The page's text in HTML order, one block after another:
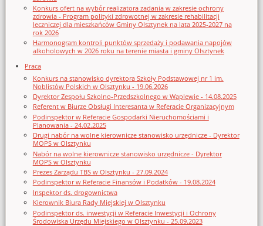
Konkurs ofert na wybór realizatora zadania w zakresie ochrony
zdrowia - Program polityki zdrowotnej w zakresie rehabilitacji
leczniczej dla mieszkańców Gminy Olsztynek na lata 2025-2027 na
rok 2026
Harmonogram kontroli punktów sprzedaży i podawania napojów
alkoholowych w 2026 roku na terenie miasta i gminy Olsztynek
Praca
Konkurs na stanowisko dyrektora Szkoły Podstawowej nr 1 im.
Noblistów Polskich w Olsztynku - 19.06.2026
Dyrektor Zespołu Szkolno-Przedszkolnego w Waplewie - 14.08.2025
Referent w Biurze Obsługi Interesanta w Referacie Organizacyjnym
Podinspektor w Referacie Gospodarki Nieruchomościami i
Planowania - 24.02.2025
Drugi nabór na wolne kierownicze stanowisko urzędnicze - Dyrektor
MOPS w Olsztynku
Nabór na wolne kierownicze stanowisko urzędnicze - Dyrektor
MOPS w Olsztynku
Prezes Zarządu TBS w Olsztynku - 27.09.2024
Podinspektor w Referacie Finansów i Podatków - 19.08.2024
Inspektor ds. drogownictwa
Kierownik Biura Rady Miejskiej w Olsztynku
Podinspektor ds. inwestycji w Referacie Inwestycji i Ochrony
Środowiska Urzędu Miejskiego w Olsztynku - 25.09.2023